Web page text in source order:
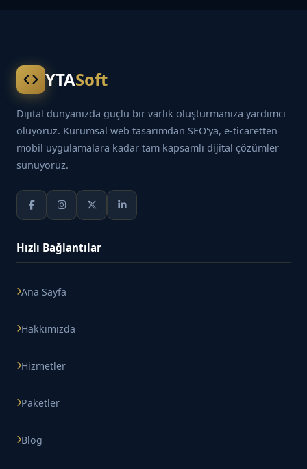
YTASoft
Dijital dünyanızda güçlü bir varlık oluşturmanıza yardımcı
oluyoruz. Kurumsal web tasarımdan SEO'ya, e-ticaretten
mobil uygulamalara kadar tam kapsamlı dijital çözümler
sunuyoruz.
Hızlı Bağlantılar
Ana Sayfa
Hakkımızda
Hizmetler
Paketler
Blog